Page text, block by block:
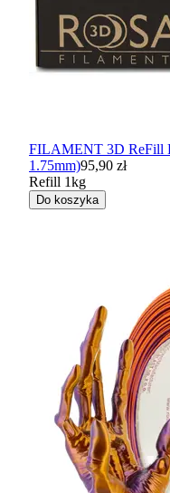
FILAMENT 3D ReFill
1.75mm)95,90 zł
Refill 1kg
Do koszyka